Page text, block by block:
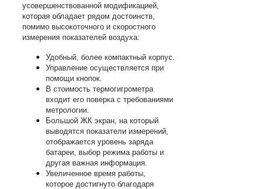
усовершенствованной модификацией,
которая обладает рядом достоинств,
помимо высокоточного и скоростного
измерения показателей воздуха:
Удобный, более компактный корпус.
Управление осуществляется при
помощи кнопок.
В стоимость термогигрометра
входит его поверка с требованиями
метрологии.
Большой ЖК экран, на который
выводятся показатели измерений,
отображается уровень заряда
батареи, выбор режима работы и
другая важная информация.
Увеличенное время работы,
которое достигнуто благодаря